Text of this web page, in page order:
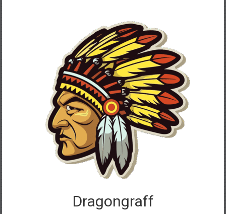
Dragongraff